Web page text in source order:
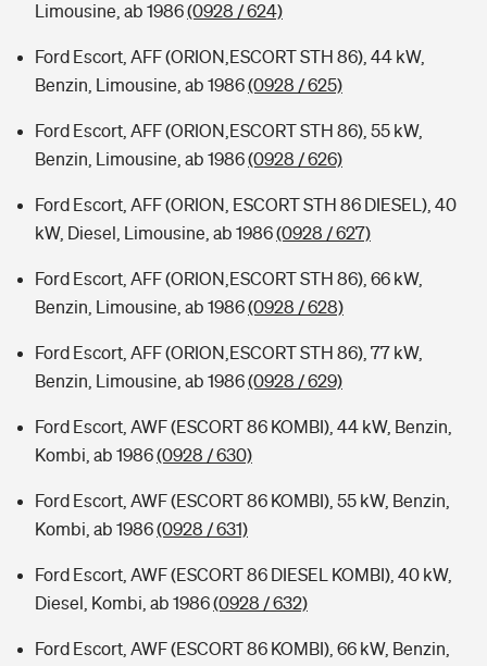
Limousine, ab 1986(0928 / 624)
Ford Escort, AFF (ORION,ESCORT STH 86), 44 kW,
Benzin, Limousine, ab 1986(0928 / 625)
Ford Escort, AFF (ORION,ESCORT STH 86), 55 kW,
Benzin, Limousine, ab 1986(0928 / 626)
Ford Escort, AFF (ORION, ESCORT STH 86 DIESEL), 40
kW, Diesel, Limousine, ab 1986(0928 / 627)
Ford Escort, AFF (ORION,ESCORT STH 86), 66 kW,
Benzin, Limousine, ab 1986(0928 / 628)
Ford Escort, AFF (ORION,ESCORT STH 86), 77 kW,
Benzin, Limousine, ab 1986(0928 / 629)
Ford Escort, AWF (ESCORT 86 KOMBI), 44 kW, Benzin,
Kombi, ab 1986(0928 / 630)
Ford Escort, AWF (ESCORT 86 KOMBI), 55 kW, Benzin,
Kombi, ab 1986(0928 / 631)
Ford Escort, AWF (ESCORT 86 DIESEL KOMBI), 40 kW,
Diesel, Kombi, ab 1986(0928 / 632)
Ford Escort, AWF (ESCORT 86 KOMBI), 66 kW, Benzin,